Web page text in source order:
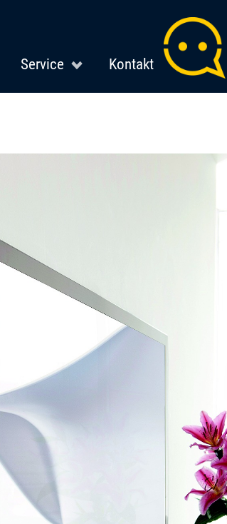
Service Kontakt